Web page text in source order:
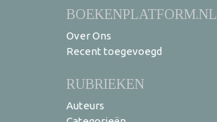
BOEKENPLATFORM.NL
Over Ons
Recent toegevoegd
RUBRIEKEN
Auteurs